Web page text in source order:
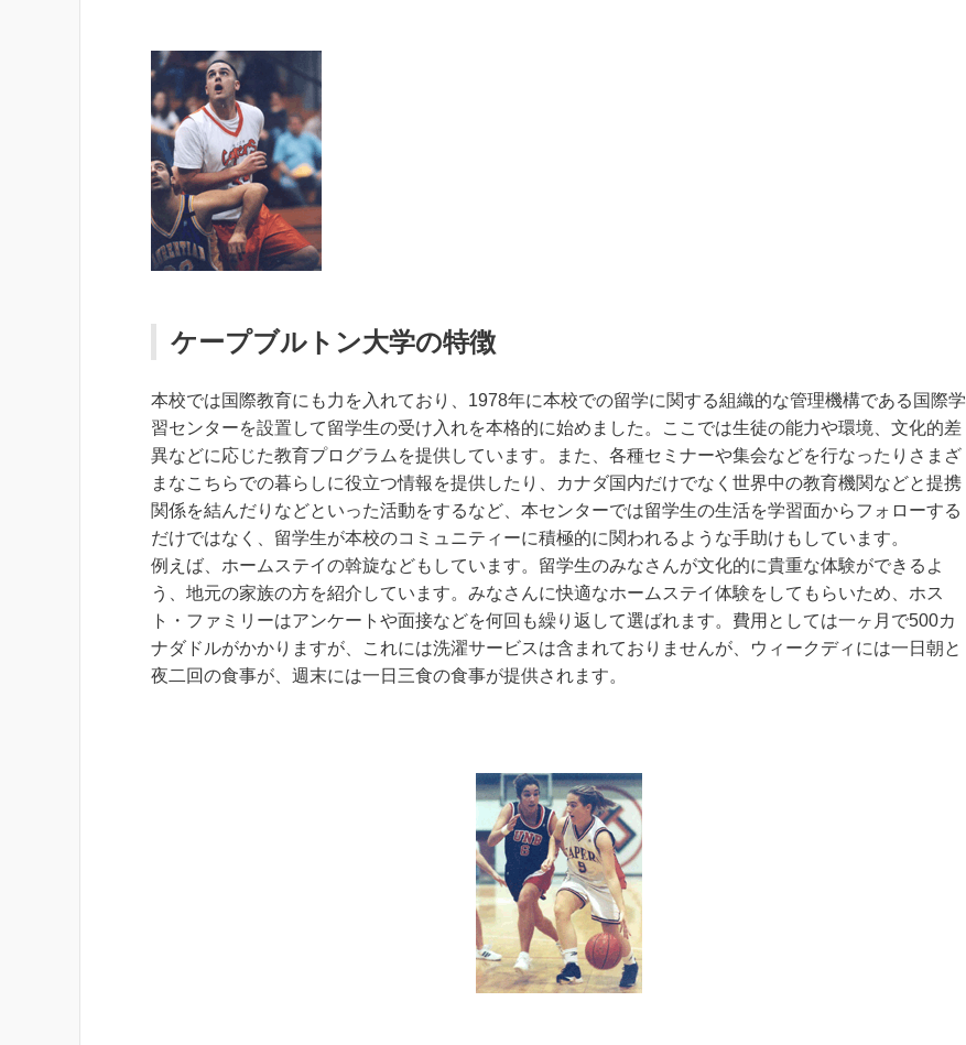
ケープブルトン大学の特徴
本校では国際教育にも力を入れており、1978年に本校での留学に関する組織的な管理機構である国際学
習センターを設置して留学生の受け入れを本格的に始めました。ここでは生徒の能力や環境、文化的差
異などに応じた教育プログラムを提供しています。また、各種セミナーや集会などを行なったりさまざ
まなこちらでの暮らしに役立つ情報を提供したり、カナダ国内だけでなく世界中の教育機関などと提携
関係を結んだりなどといった活動をするなど、本センターでは留学生の生活を学習面からフォローする
だけではなく、留学生が本校のコミュニティーに積極的に関われるような手助けもしています。
例えば、ホームステイの斡旋などもしています。留学生のみなさんが文化的に貴重な体験ができるよ
う、地元の家族の方を紹介しています。みなさんに快適なホームステイ体験をしてもらいため、ホス
ト・ファミリーはアンケートや面接などを何回も繰り返して選ばれます。費用としては一ヶ月で500カ
ナダドルがかかりますが、これには洗濯サービスは含まれておりませんが、ウィークディには一日朝と
夜二回の食事が、週末には一日三食の食事が提供されます。